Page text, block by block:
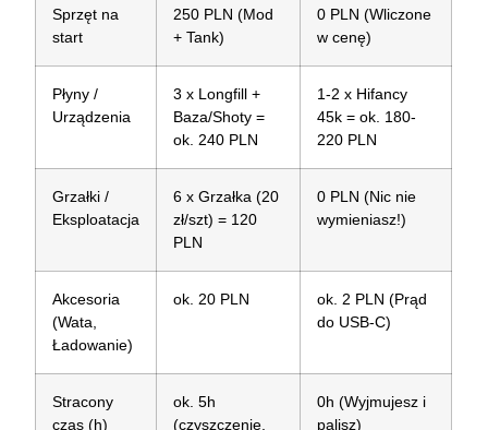
Sprzęt na
start
250 PLN (Mod
+ Tank)
0 PLN (Wliczone
w cenę)
Płyny /
Urządzenia
3 x Longfill +
Baza/Shoty =
ok. 240 PLN
1-2 x Hifancy
45k = ok. 180-
220 PLN
Grzałki /
Eksploatacja
6 x Grzałka (20
zł/szt) = 120
PLN
0 PLN (Nic nie
wymieniasz!)
Akcesoria
(Wata,
Ładowanie)
ok. 20 PLN
ok. 2 PLN (Prąd
do USB-C)
Stracony
czas (h)
ok. 5h
(czyszczenie,
0h (Wyjmujesz i
palisz)